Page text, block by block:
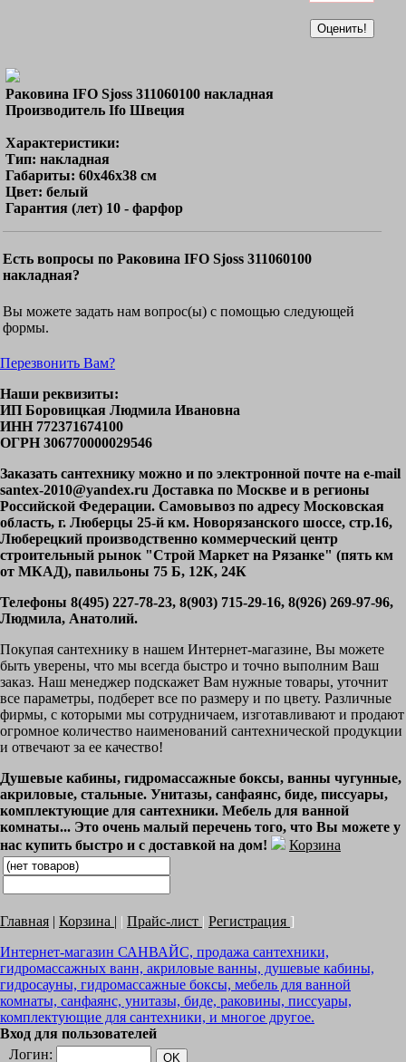
Раковина IFO Sjoss 311060100 накладная
Производитель Ifo Швеция
Характеристики:
Тип: накладная
Габариты: 60х46х38 см
Цвет: белый
Гарантия (лет) 10 - фарфор
Есть вопросы по Раковина IFO Sjoss 311060100
накладная?
Вы можете задать нам вопрос(ы) с помощью следующей
формы.
Перезвонить Вам?
Наши реквизиты:
ИП Боровицкая Людмила Ивановна
ИНН 772371674100
ОГРН 306770000029546
Заказать сантехнику можно и по электронной почте на e-mail
santex-2010@yandex.ru Доставка по Москве и в регионы
Российской Федерации. Самовывоз по адресу Московская
область, г. Люберцы 25-й км. Новорязанского шоссе, стр.16,
Люберецкий производственно коммерческий центр
строительный рынок "Строй Маркет на Рязанке" (пять км
от МКАД), павильоны 75 Б, 12К, 24К
Телефоны 8(495) 227-78-23, 8(903) 715-29-16, 8(926) 269-97-96,
Людмила, Анатолий.
Покупая сантехнику в нашем Интернет-магазине, Вы можете
быть уверены, что мы всегда быстро и точно выполним Ваш
заказ. Наш менеджер подскажет Вам нужные товары, уточнит
все параметры, подберет все по размеру и по цвету. Различные
фирмы, с которыми мы сотрудничаем, изготавливают и продают
огромное количество наименований сантехнической продукции
и отвечают за ее качество!
Душевые кабины, гидромассажные боксы, ванны чугунные,
акриловые, стальные. Унитазы, санфаянс, биде, писсуары,
комплектующие для сантехники. Мебель для ванной
комнаты... Это очень малый перечень того, что Вы можете у
нас купить быстро и с доставкой на дом!
Корзина
Главная | Корзина | | Прайс-лист | Регистрация ]
Интернет-магазин САНВАЙС, продажа сантехники,
гидромассажных ванн, акриловые ванны, душевые кабины,
гидросауны, гидромассажные боксы, мебель для ванной
комнаты, санфаянс, унитазы, биде, раковины, писсуары,
комплектующие для сантехники, и многое другое.
Вход для пользователей
Логин: